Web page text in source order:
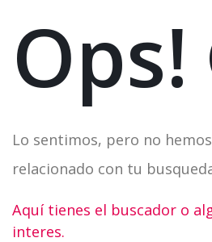
Ops!
Lo sentimos, pero no
relacionado con tu
Aquí tienes el buscador o
interes.